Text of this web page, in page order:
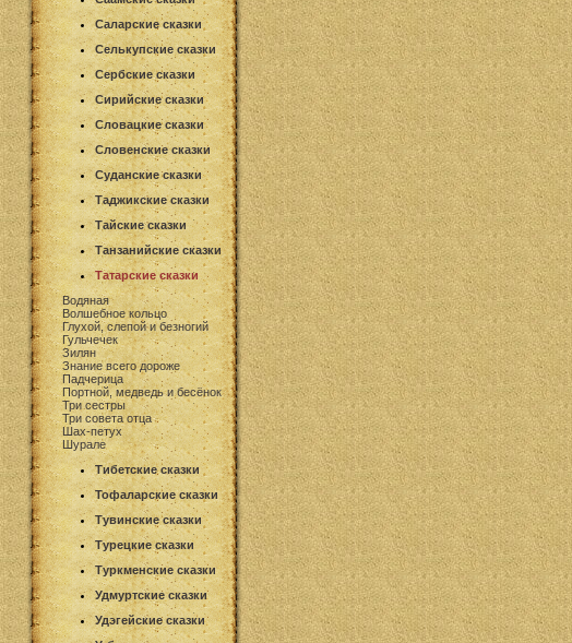
Саларские сказки
Селькупские сказки
Сербские сказки
Сирийские сказки
Словацкие сказки
Словенские сказки
Суданские сказки
Таджикские сказки
Тайские сказки
Танзанийские сказки
Татарские сказки
Водяная
Волшебное кольцо
Глухой, слепой и безногий
Гульчечек
Зилян
Знание всего дороже
Падчерица
Портной, медведь и бесёнок
Три сестры
Три совета отца
Шах-петух
Шурале
Тибетские сказки
Тофаларские сказки
Тувинские сказки
Турецкие сказки
Туркменские сказки
Удмуртские сказки
Удэгейские сказки